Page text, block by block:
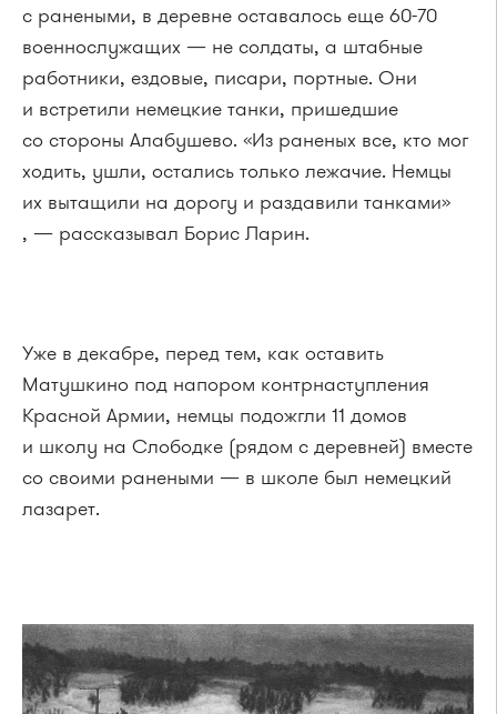
с ранеными, в деревне оставалось еще 60-70
военнослужащих — не солдаты, а штабные
работники, ездовые, писари, портные. Они
и встретили немецкие танки, пришедшие
со стороны Алабушево. «Из раненых все, кто мог
ходить, ушли, остались только лежачие. Немцы
их вытащили на дорогу и раздавили танками»
, — рассказывал Борис Ларин.
Уже в декабре, перед тем, как оставить
Матушкино под напором контрнаступления
Красной Армии, немцы подожгли 11 домов
и школу на Слободке (рядом с деревней) вместе
со своими ранеными — в школе был немецкий
лазарет.